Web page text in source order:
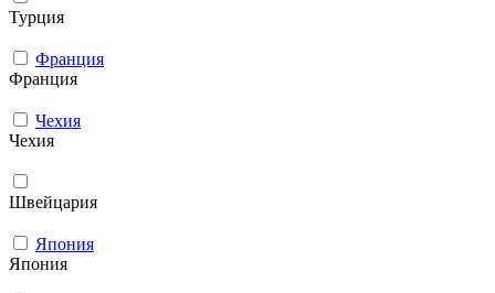
Турция
Франция
Франция
Чехия
Чехия
Швейцария
Япония
Япония